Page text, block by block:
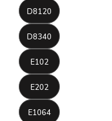
D8120
D8340
E102
E202
E1064